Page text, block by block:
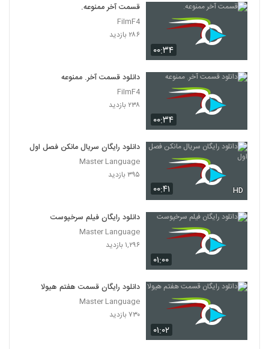
۰۰:۳۴
قسمت آخر ممنوعه.
FilmF4
۲۸۶ بازدید
۰۰:۳۴
دانلود قسمت آخر. ممنوعه
FilmF4
۲۳۸ بازدید
۰۰:۴۱ HD
دانلود رایگان سریال مانکن فصل اول
Master Language
۳۹۵ بازدید
۰۱:۰۰
دانلود رایگان فیلم سرخپوست
Master Language
۱,۲۹۶ بازدید
۰۱:۰۲
دانلود رایگان قسمت هفتم هیولا
Master Language
۷۳۰ بازدید